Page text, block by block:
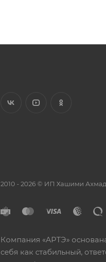
2010 - 2026 © ИП Хашими
Компания «АРТЭ»
себя как стабильный,